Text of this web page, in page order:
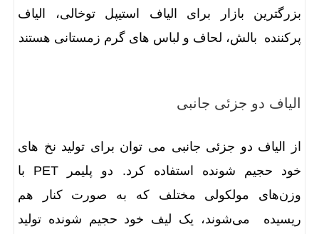
بزرگترین بازار برای الیاف استیپل توخالی، الیاف
پرکننده بالش، لحاف و لباس های گرم زمستانی هستند
الیاف دو جزئی جانبی
از الیاف دو جزئی جانبی می توان برای تولید نخ های
خود حجیم شونده استفاده کرد. دو پلیمر PET با
وزن‌های مولکولی مختلف که به‌ صورت کنار هم
ریسیده می‌شوند، یک لیف خود حجیم شونده تولید